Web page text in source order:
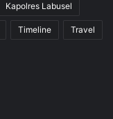
Kapolres Labusel
Timeline Travel